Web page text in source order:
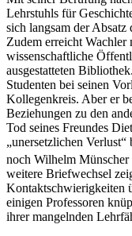
Lehrstuhls für
sich langsam der Absatz
Zudem erreicht Wachler
wissenschaftliche
ausgestatteten
Studenten bei seinen
Kollegenkreis. Aber er
Beziehungen zu den
Tod seines Freundes
„unersetzlichen
noch Wilhelm Münscher
weitere Briefwechsel
Kontaktschwierigkeiten
einigen Professoren
ihrer mangelnden